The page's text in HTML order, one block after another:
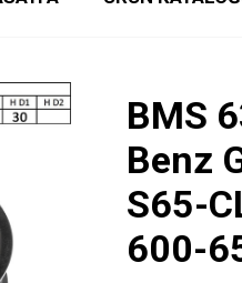
BMS
Benz
S65-
600-